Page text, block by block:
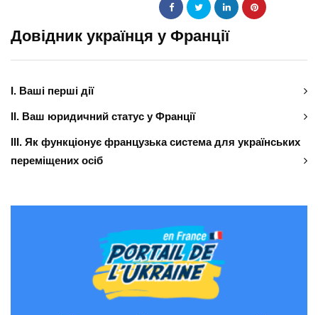
Довідник українця у Франції
І. Ваші перші дії
ІІ. Ваш юридичний статус у Франції
ІІІ. Як функціонує французька система для українських
переміщених осіб